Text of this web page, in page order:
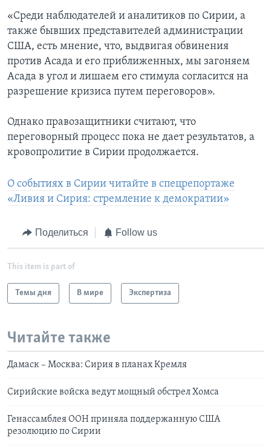
«Среди наблюдателей и аналитиков по Сирии, а
также бывших представителей администрации
США, есть мнение, что, выдвигая обвинения
против Асада и его приближенных, мы загоняем
Асада в угол и лишаем его стимула согласится на
разрешение кризиса путем переговоров».
Однако правозащитники считают, что
переговорный процесс пока не дает результатов, а
кровопролитие в Сирии продолжается.
О событиях в Сирии читайте в спецрепортаже
«Ливия и Сирия: стремление к демократии»
Поделиться Follow us
This item is part of
Темы дня В мире Экспертиза
Читайте также
Дамаск – Москва: Сирия в планах Кремля
Сирийские войска ведут мощный обстрел Хомса
Генассамблея ООН приняла поддержанную США
резолюцию по Сирии